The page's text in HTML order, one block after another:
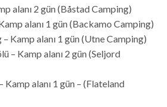
alanı 2 gün (Båstad Camping)
alanı 1 gün (Backamo Camping)
Kamp alanı 1 gün (Utne Camping)
– Kamp alanı 2 gün (Seljord
Kamp alanı 1 gün – (Flateland